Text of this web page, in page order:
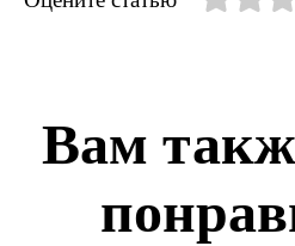
Вам